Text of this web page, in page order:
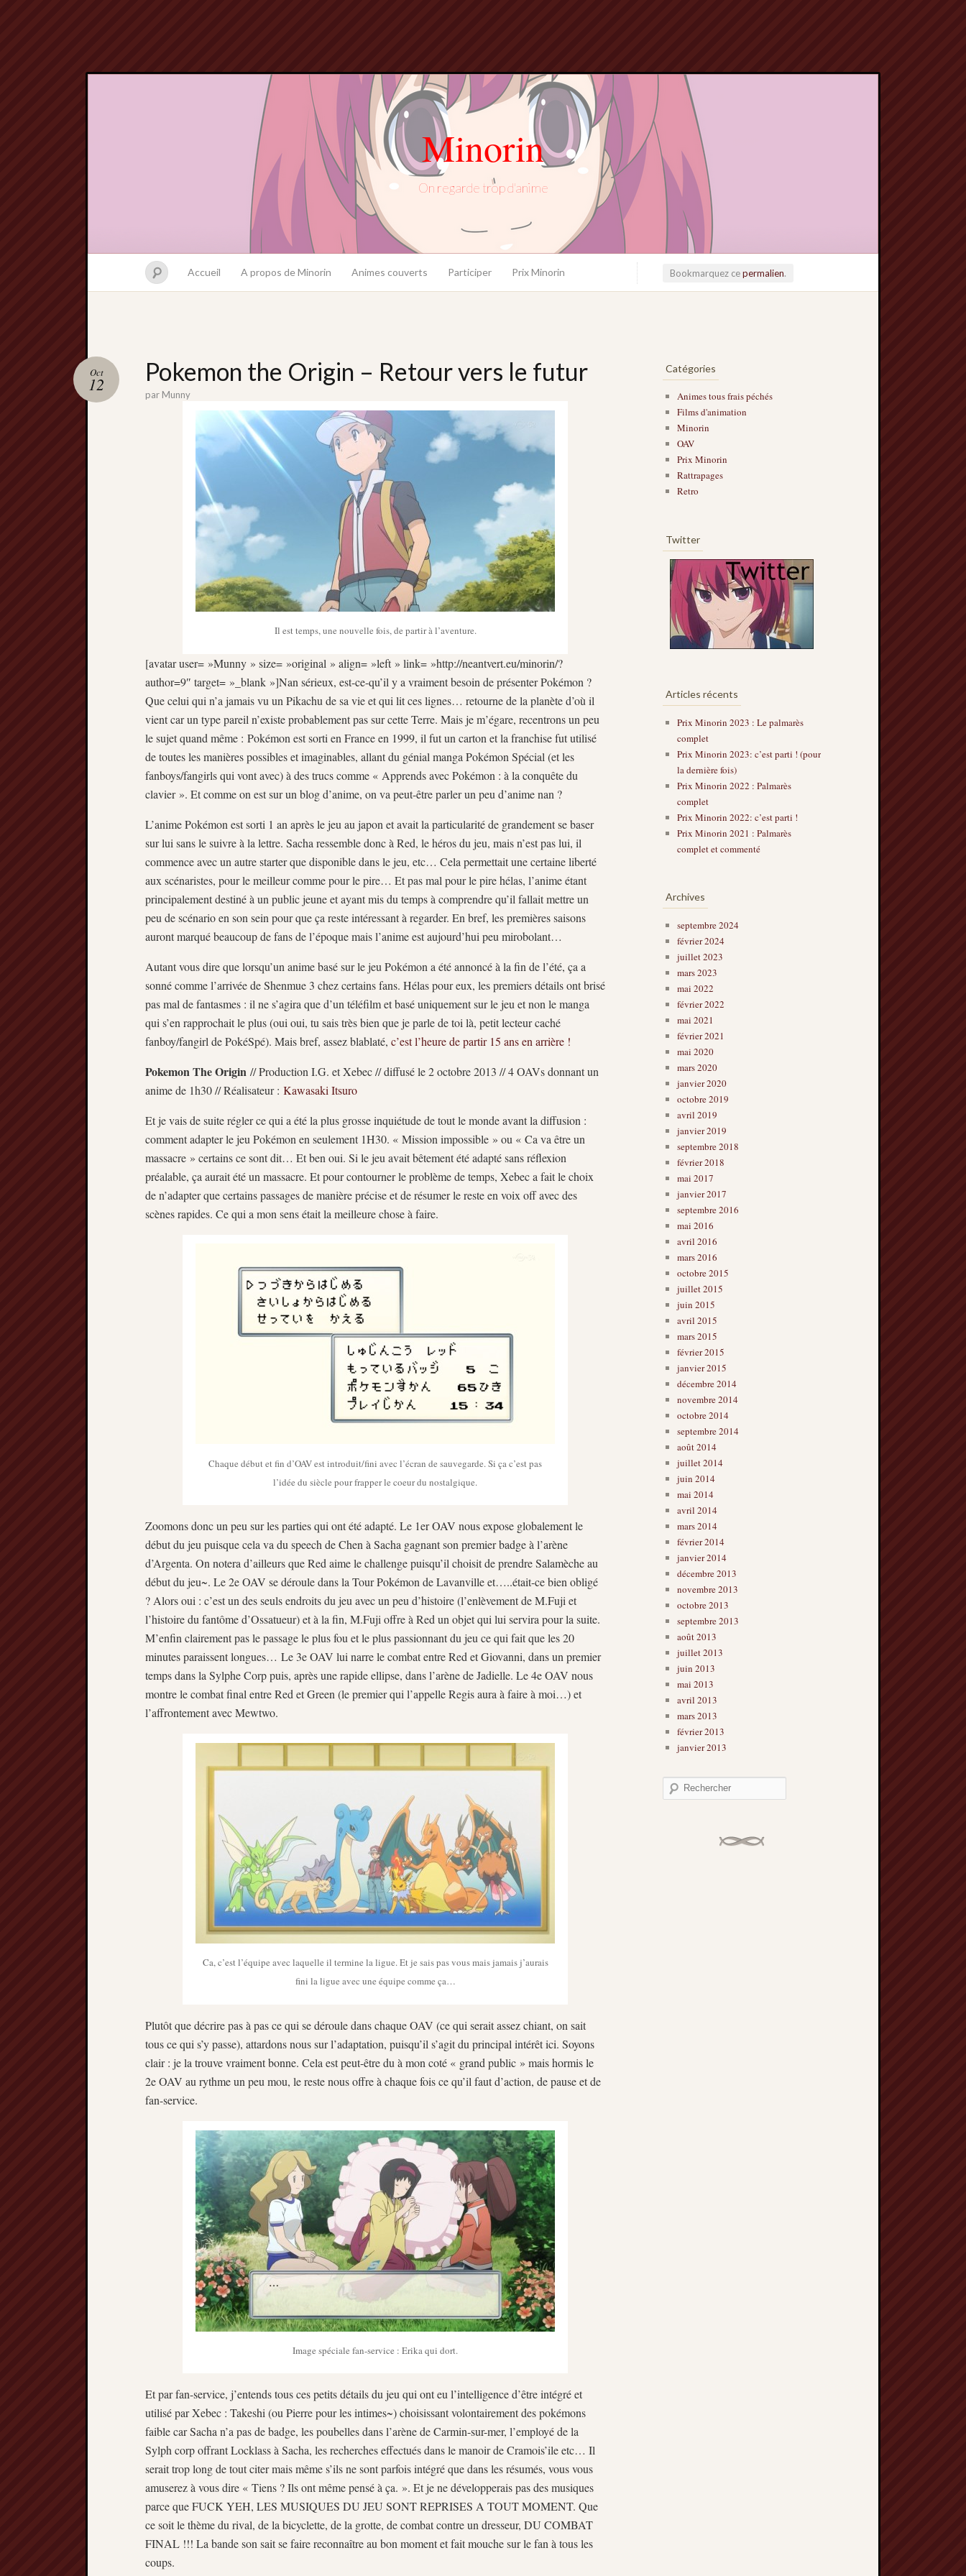
Minorin
On regarde trop d'anime
Accueil A propos de Minorin Animes couverts Participer Prix Minorin Bookmarquez cepermalien.
Pokemon the Origin – Retour vers le futur
Oct
12 par Munny
Il est temps, une nouvelle fois, de partir à l’aventure.
[avatar user= »Munny » size= »original » align= »left » link= »http://neantvert.eu/minorin/?
author=9″ target= »_blank »]Nan sérieux, est-ce-qu’il y a vraiment besoin de présenter Pokémon ?
Que celui qui n’a jamais vu un Pikachu de sa vie et qui lit ces lignes… retourne de la planète d’où il
vient car un type pareil n’existe probablement pas sur cette Terre. Mais je m’égare, recentrons un peu
le sujet quand même : Pokémon est sorti en France en 1999, il fut un carton et la franchise fut utilisé
de toutes les manières possibles et imaginables, allant du génial manga Pokémon Spécial (et les
fanboys/fangirls qui vont avec) à des trucs comme « Apprends avec Pokémon : à la conquête du
clavier ». Et comme on est sur un blog d’anime, on va peut-être parler un peu d’anime nan ?
L’anime Pokémon est sorti 1 an après le jeu au japon et avait la particularité de grandement se baser
sur lui sans le suivre à la lettre. Sacha ressemble donc à Red, le héros du jeu, mais n’est pas lui, il
commence avec un autre starter que disponible dans le jeu, etc… Cela permettait une certaine liberté
aux scénaristes, pour le meilleur comme pour le pire… Et pas mal pour le pire hélas, l’anime étant
principalement destiné à un public jeune et ayant mis du temps à comprendre qu’il fallait mettre un
peu de scénario en son sein pour que ça reste intéressant à regarder. En bref, les premières saisons
auront marqué beaucoup de fans de l’époque mais l’anime est aujourd’hui peu mirobolant…
Autant vous dire que lorsqu’un anime basé sur le jeu Pokémon a été annoncé à la fin de l’été, ça a
sonné comme l’arrivée de Shenmue 3 chez certains fans. Hélas pour eux, les premiers détails ont brisé
pas mal de fantasmes : il ne s’agira que d’un téléfilm et basé uniquement sur le jeu et non le manga
qui s’en rapprochait le plus (oui oui, tu sais très bien que je parle de toi là, petit lecteur caché
fanboy/fangirl de PokéSpé). Mais bref, assez blablaté, c’est l’heure de partir 15 ans en arrière !
Pokemon The Origin // Production I.G. et Xebec // diffusé le 2 octobre 2013 // 4 OAVs donnant un
anime de 1h30 // Réalisateur : Kawasaki Itsuro
Et je vais de suite régler ce qui a été la plus grosse inquiétude de tout le monde avant la diffusion :
comment adapter le jeu Pokémon en seulement 1H30. « Mission impossible » ou « Ca va être un
massacre » certains ce sont dit… Et ben oui. Si le jeu avait bêtement été adapté sans réflexion
préalable, ça aurait été un massacre. Et pour contourner le problème de temps, Xebec a fait le choix
de n’adapter que certains passages de manière précise et de résumer le reste en voix off avec des
scènes rapides. Ce qui a mon sens était la meilleure chose à faire.
Chaque début et fin d’OAV est introduit/fini avec l’écran de sauvegarde. Si ça c’est pas
l’idée du siècle pour frapper le coeur du nostalgique.
Zoomons donc un peu sur les parties qui ont été adapté. Le 1er OAV nous expose globalement le
début du jeu puisque cela va du speech de Chen à Sacha gagnant son premier badge à l’arène
d’Argenta. On notera d’ailleurs que Red aime le challenge puisqu’il choisit de prendre Salamèche au
début du jeu~. Le 2e OAV se déroule dans la Tour Pokémon de Lavanville et…..était-ce bien obligé
? Alors oui : c’est un des seuls endroits du jeu avec un peu d’histoire (l’enlèvement de M.Fuji et
l’histoire du fantôme d’Ossatueur) et à la fin, M.Fuji offre à Red un objet qui lui servira pour la suite.
M’enfin clairement pas le passage le plus fou et le plus passionnant du jeu ce qui fait que les 20
minutes paraissent longues… Le 3e OAV lui narre le combat entre Red et Giovanni, dans un premier
temps dans la Sylphe Corp puis, après une rapide ellipse, dans l’arène de Jadielle. Le 4e OAV nous
montre le combat final entre Red et Green (le premier qui l’appelle Regis aura à faire à moi…) et
l’affrontement avec Mewtwo.
Ca, c’est l’équipe avec laquelle il termine la ligue. Et je sais pas vous mais jamais j’aurais
fini la ligue avec une équipe comme ça…
Plutôt que décrire pas à pas ce qui se déroule dans chaque OAV (ce qui serait assez chiant, on sait
tous ce qui s’y passe), attardons nous sur l’adaptation, puisqu’il s’agit du principal intérêt ici. Soyons
clair : je la trouve vraiment bonne. Cela est peut-être du à mon coté « grand public » mais hormis le
2e OAV au rythme un peu mou, le reste nous offre à chaque fois ce qu’il faut d’action, de pause et de
fan-service.
Image spéciale fan-service : Erika qui dort.
Et par fan-service, j’entends tous ces petits détails du jeu qui ont eu l’intelligence d’être intégré et
utilisé par Xebec : Takeshi (ou Pierre pour les intimes~) choisissant volontairement des pokémons
faible car Sacha n’a pas de badge, les poubelles dans l’arène de Carmin-sur-mer, l’employé de la
Sylph corp offrant Locklass à Sacha, les recherches effectués dans le manoir de Cramois’ile etc… Il
serait trop long de tout citer mais même s’ils ne sont parfois intégré que dans les résumés, vous vous
amuserez à vous dire « Tiens ? Ils ont même pensé à ça. ». Et je ne développerais pas des musiques
parce que FUCK YEH, LES MUSIQUES DU JEU SONT REPRISES A TOUT MOMENT. Que
ce soit le thème du rival, de la bicyclette, de la grotte, de combat contre un dresseur, DU COMBAT
FINAL !!! La bande son sait se faire reconnaître au bon moment et fait mouche sur le fan à tous les
coups.
Catégories
Animes tous frais péchés
Films d'animation
Minorin
OAV
Prix Minorin
Rattrapages
Retro
Twitter
Articles récents
Prix Minorin 2023 : Le palmarès
complet
Prix Minorin 2023: c’est parti ! (pour
la dernière fois)
Prix Minorin 2022 : Palmarès
complet
Prix Minorin 2022: c’est parti !
Prix Minorin 2021 : Palmarès
complet et commenté
Archives
septembre 2024
février 2024
juillet 2023
mars 2023
mai 2022
février 2022
mai 2021
février 2021
mai 2020
mars 2020
janvier 2020
octobre 2019
avril 2019
janvier 2019
septembre 2018
février 2018
mai 2017
janvier 2017
septembre 2016
mai 2016
avril 2016
mars 2016
octobre 2015
juillet 2015
juin 2015
avril 2015
mars 2015
février 2015
janvier 2015
décembre 2014
novembre 2014
octobre 2014
septembre 2014
août 2014
juillet 2014
juin 2014
mai 2014
avril 2014
mars 2014
février 2014
janvier 2014
décembre 2013
novembre 2013
octobre 2013
septembre 2013
août 2013
juillet 2013
juin 2013
mai 2013
avril 2013
mars 2013
février 2013
janvier 2013